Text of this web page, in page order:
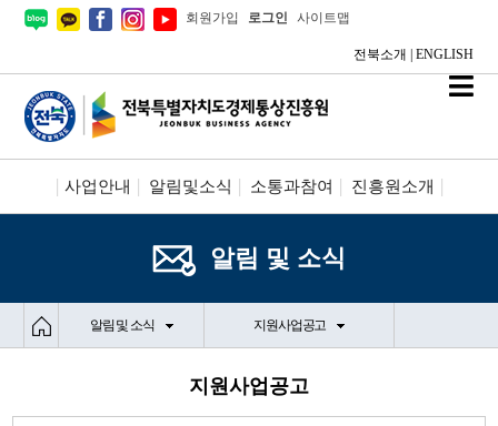
회원가입 로그인 사이트맵
전북소개 ENGLISH
사업안내 알림및소식 소통과참여 진흥원소개
알림 및 소식
알림 및 소식 지원사업공고
지원사업공고